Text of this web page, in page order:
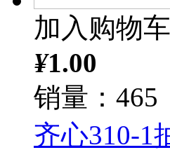
加入购物车
¥1.00
销量：465
齐心310-1